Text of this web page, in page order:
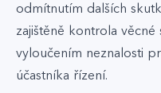
odmítnutím dalších
zajištěně kontrola
vyloučením neznalosti
účastníka řízení.